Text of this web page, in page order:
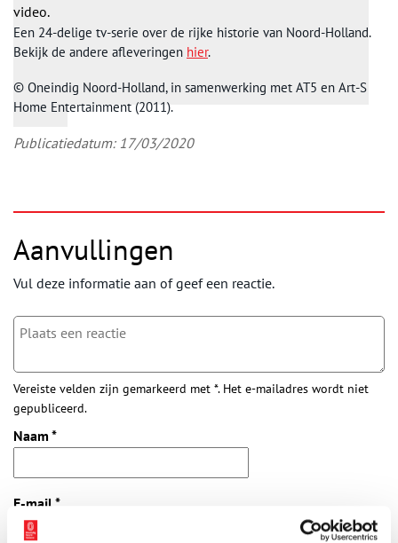
video.
Een 24-delige tv-serie over de rijke historie van Noord-Holland.
Bekijk de andere afleveringen hier.
© Oneindig Noord-Holland, in samenwerking met AT5 en Art-S
Home Entertainment (2011).
Publicatiedatum: 17/03/2020
Aanvullingen
Vul deze informatie aan of geef een reactie.
Vereiste velden zijn gemarkeerd met *. Het e-mailadres wordt niet
gepubliceerd.
Naam *
E-mail *